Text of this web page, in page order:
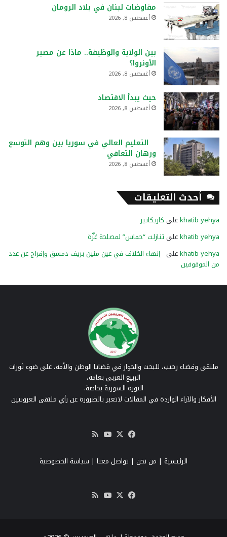
مفاوضات لبنان في بلاد الرومان
أغسطس 8, 2026
بين الولاية والوظيفة.. ماذا عن مصير
الأونروا؟
أغسطس 8, 2026
حيث يبدأ الاقتصاد
أغسطس 8, 2026
التعليم العالي في سوريا بين وهم التوسع
ورهان التعافي
أغسطس 8, 2026
أحدث التعليقات
khatib yehyaعلى كاريكاتير
khatib yehyaعلى تنازلت “حماس” لمصلحة غزّة
khatib yehyaعلى إنهاء الخلاف في عين منين بريف دمشق وإفراج عن عدد
من الموقوفين
ملتقى وفضاء رحيب، للبحث والحوار في قضايا الوطن والأمة، على ضوء ثورات
الربيع العربي بعامة،
الثورة السورية بخاصة.
الأفكار والآراء الواردة في المقالات لاتعبر بالضرورة عن رأي ملتقى العروبيين
فيسبوك
‫X
‫YouTube
RSS
الرئيسية | من نحن | تواصل معنا | سياسة الخصوصية
فيسبوك
‫X
‫YouTube